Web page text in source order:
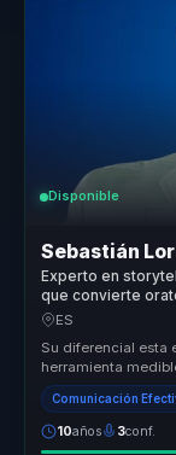
Disponible
Sebastián
Experto en
que convierte
para líderes y
ES
Su diferencial esta
herramienta
presencia y pers...
Comunicación
10años 3conf.